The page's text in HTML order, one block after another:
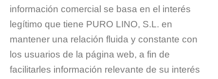
información comercial se basa en el interés
legítimo que tiene PURO LINO, S.L. en
mantener una relación fluida y constante con
los usuarios de la página web, a fin de
facilitarles información relevante de su interés